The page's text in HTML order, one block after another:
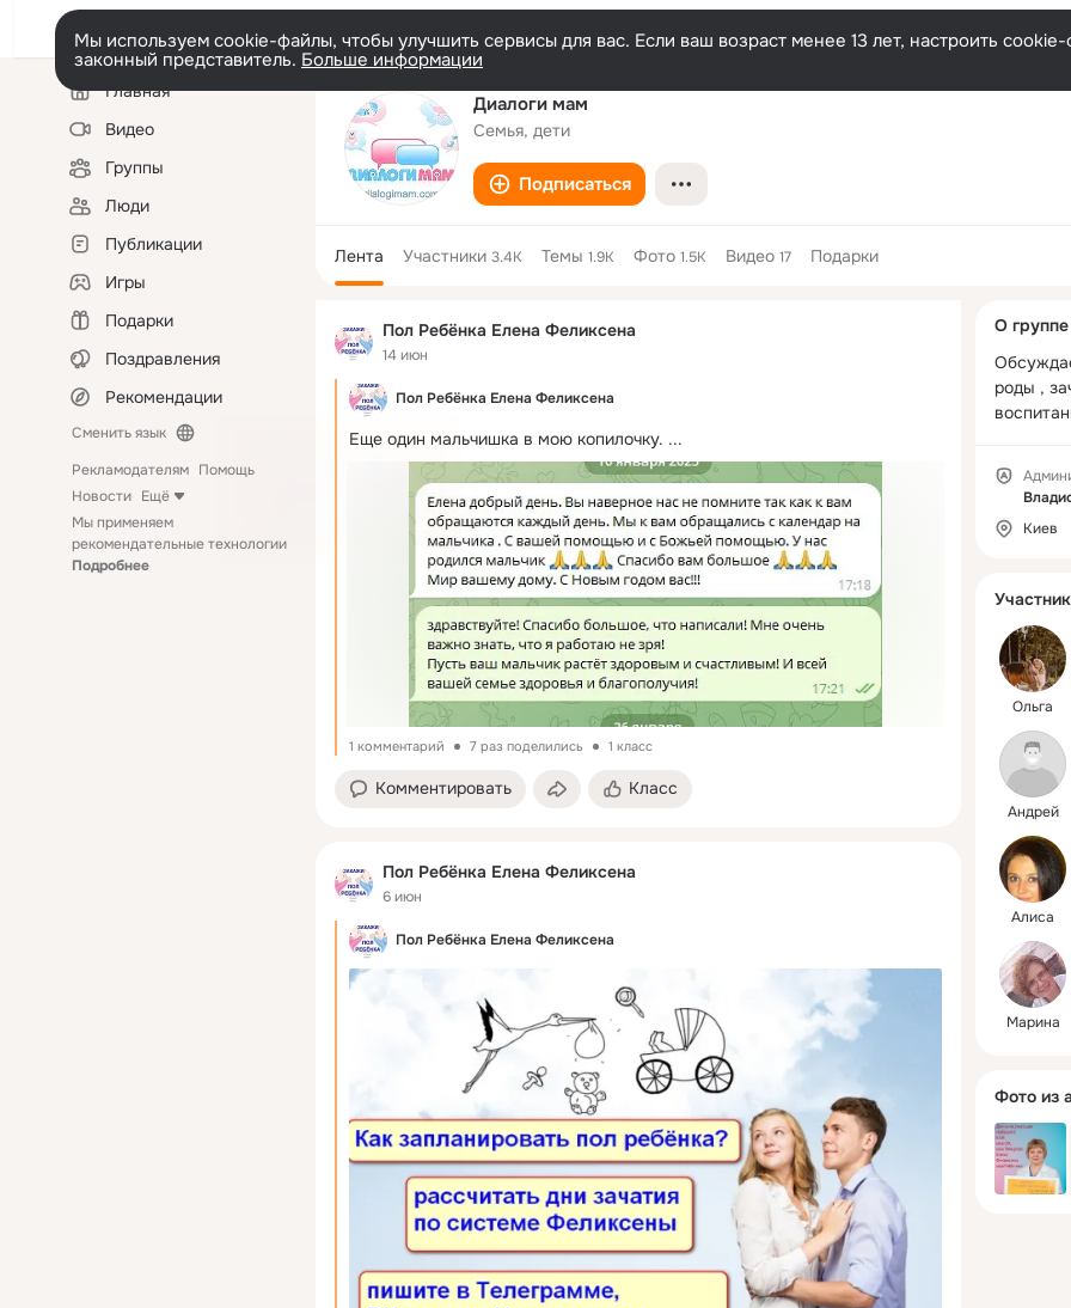
Мы используем cookie-файлы, чтобы улучшить сервисы для вас. Если ваш возраст менее 13 лет, настроить
законный представитель. Больше информации
Левая
колонкаГлавная
Видео
Группы
Люди
Публикации
Игры
Подарки
Поздравления
Рекомендации
Сменить язык
Рекламодателям Помощь
Новости Ещё
Мы применяем
рекомендательные технологии
Подробнее
Диалоги мам
Семья, дети
Подписаться
Лента Участники 3.4K Темы 1.9K Фото 1.5K Видео 17 Подарки
Пол Ребёнка Елена Феликсена
14 июн
Пол Ребёнка Елена Феликсена
Еще один мальчишка в мою копилочку. ...
1 комментарий 7 раз поделились 1 класс
Комментировать Класс
Пол Ребёнка Елена Феликсена
6 июн
Пол Ребёнка Елена Феликсена
колонка
О группе
роды ,
Киев
Ольга
Андрей
Алиса
Марина
Фото из